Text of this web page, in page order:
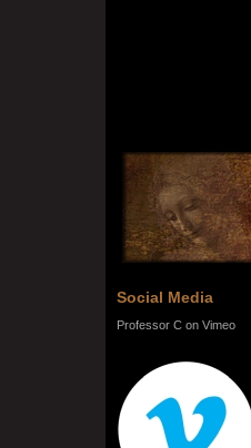
Social Media
Professor C on Vimeo